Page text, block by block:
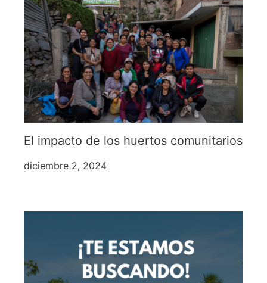
El impacto de los huertos comunitarios
diciembre 2, 2024